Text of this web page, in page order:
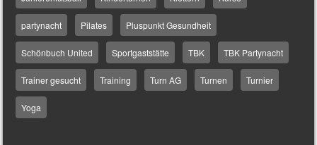
partynacht Pilates Pluspunkt Gesundheit
Schönbuch United Sportgaststätte TBK TBK Partynacht
Trainer gesucht Training Turn AG Turnen Turnier
Yoga